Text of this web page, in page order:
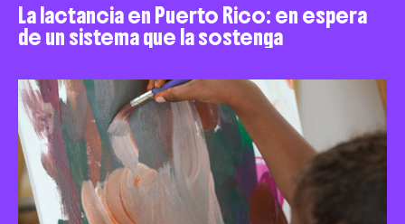
La lactancia en Puerto Rico: en espera
de un sistema que la sostenga